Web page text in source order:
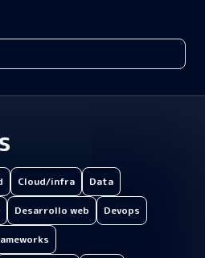
Cloud/infra Data
Desarrollo web Devops